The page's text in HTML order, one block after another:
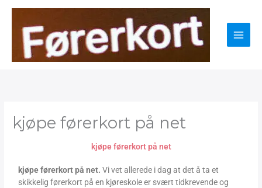
content
kjøpe førerkort på net
kjøpe førerkort på net
kjøpe førerkort på net.Vi vet allerede i dag at det å ta et
skikkelig førerkort på en kjøreskole er svært tidkrevende og